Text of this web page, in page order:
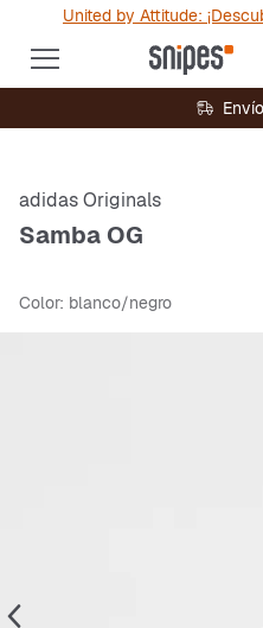
United by Attitude:
adidas Originals
Samba OG
Color: blanco/negro